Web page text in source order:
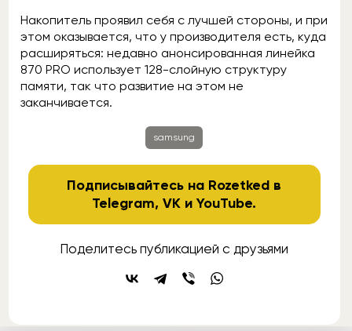
Накопитель проявил себя с лучшей стороны, и при
этом оказывается, что у производителя есть, куда
расширяться: недавно анонсированная линейка
870 PRO использует 128-слойную структуру
памяти, так что развитие на этом не
заканчивается.
samsung
Подписывайтесь на Rozetked в
Telegram,VK иYouTube.
Поделитесь публикацией с друзьями